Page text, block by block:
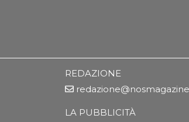
REDAZIONE
LA PUBBLICITÀ